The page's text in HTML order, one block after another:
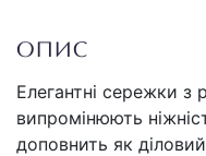
ОПИС
Елегантні сережки
випромінюють
доповнить як